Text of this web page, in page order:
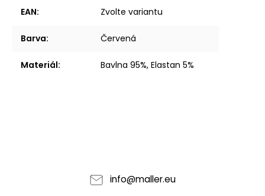
EAN: Zvolte variantu
Barva: Červená
Materiál: Bavlna 95%, Elastan 5%
info@maller.eu